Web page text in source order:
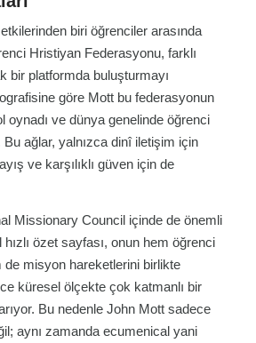
biri öğrenciler arasında
Hristiyan Federasyonu, farklı
bir platformda buluşturmayı
göre Mott bu federasyonun
oynadı ve dünya genelinde öğrenci
Bu ağlar, yalnızca dinî iletişim için
ve karşılıklı güven için de
Missionary Council içinde de önemli
özet sayfası, onun hem öğrenci
de misyon hareketlerini birlikte
küresel ölçekte çok katmanlı bir
Bu nedenle John Mott sadece
aynı zamanda ecumenical yani